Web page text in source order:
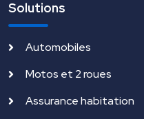
Solutions
Automobiles
Motos et 2 roues
Assurance habitation